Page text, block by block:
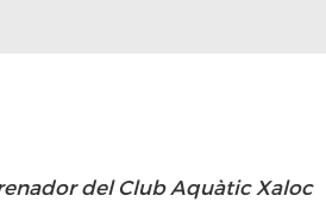
del Club Aquàtic Xaloc